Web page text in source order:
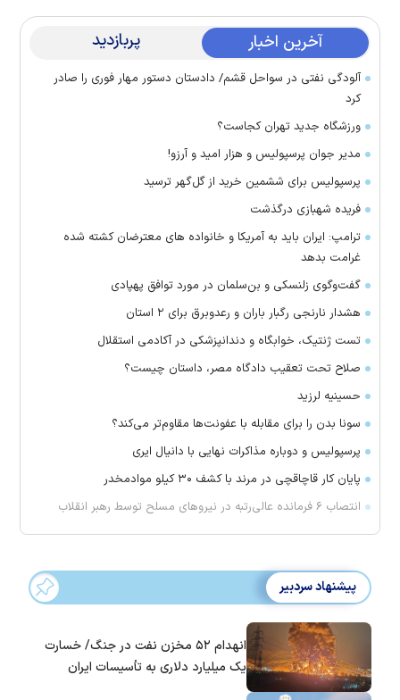
آخرین اخبار پربازدید
آلودگی نفتی در سواحل قشم/ دادستان دستور مهار فوری را صادر
کرد
ورزشگاه جدید تهران کجاست؟
مدیر جوان پرسپولیس و هزار امید و آرزو!
پرسپولیس برای ششمین خرید از گل‌گهر ترسید
فریده شهبازی درگذشت
ترامپ: ایران باید به آمریکا و خانواده های معترضان کشته شده
غرامت بدهد
گفت‌وگوی زلنسکی و بن‌سلمان در مورد توافق پهپادی
هشدار نارنجی رگبار باران و رعدوبرق برای ۲ استان
تست ژنتیک، خوابگاه و دندانپزشکی در آکادمی استقلال
صلاح تحت تعقیب دادگاه مصر، داستان چیست؟
حسینیه لرزید
سونا بدن را برای مقابله با عفونت‌ها مقاوم‌تر می‌کند؟
پرسپولیس و دوباره مذاکرات نهایی با دانیال ایری
پایان کار قاچاقچی در مرند با کشف ۳۰ کیلو موادمخدر
انتصاب ۶ فرمانده عالی‌رتبه در نیروهای مسلح توسط رهبر انقلاب
پیشنهاد سردبیر
انهدام ۵۲ مخزن نفت در جنگ/ خسارت
یک میلیارد دلاری به تأسیسات ایران